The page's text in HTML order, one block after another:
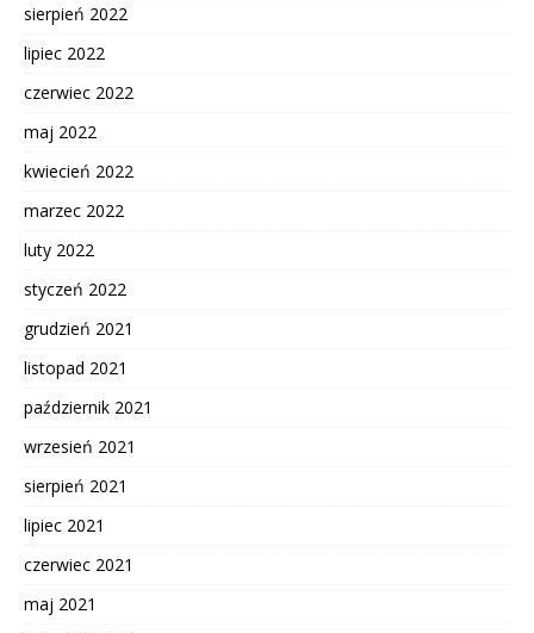
sierpień 2022
lipiec 2022
czerwiec 2022
maj 2022
kwiecień 2022
marzec 2022
luty 2022
styczeń 2022
grudzień 2021
listopad 2021
październik 2021
wrzesień 2021
sierpień 2021
lipiec 2021
czerwiec 2021
maj 2021